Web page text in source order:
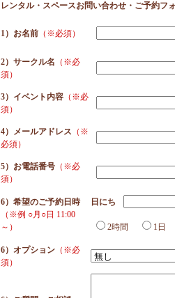
レンタル・スペースお問い合わせ・ご予約フ
1）お名前 （※必須）
2）サークル名 （※必
須）
3）イベント内容 （※必
須）
4）メールアドレス （※
必須）
5）お電話番号 （※必
須）
6）希望のご予約日時
（※例 ○月○日 11:00
～）
日にち
2時間 1日
6）オプション （※必
須）